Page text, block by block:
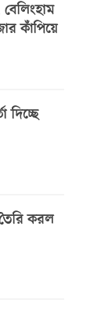
কাঁপিয়ে
দিচ্ছে
করল